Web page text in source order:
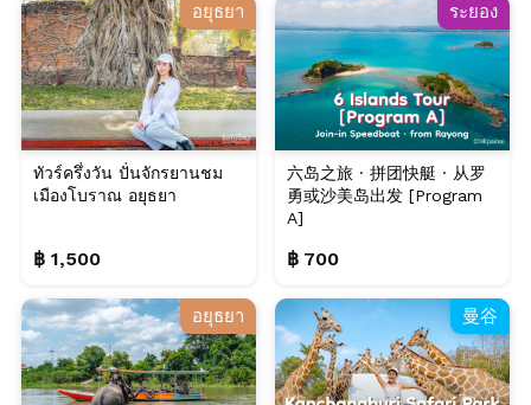
อยุธยา
ทัวร์ครึ่งวัน ปั่นจักรยานชม
เมืองโบราณ อยุธยา
฿ 1,500
ระยอง
六岛之旅 · 拼团快艇 · 从罗
勇或沙美岛出发 [Program
A]
฿ 700
อยุธยา 曼谷